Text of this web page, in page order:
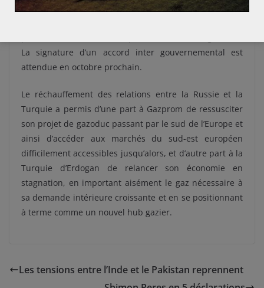
Miller et le ministre turc de l’énergie Berat Albairak,
La signature d’un accord inter gouvernemental est
attendue en octobre prochain.
Le réchauffement des relations entre la Russie et la
Turquie a permis d’une part à Gazprom de ressusciter
son projet de gazoduc passant par le sud de l’Europe et
ainsi d’accéder aux marchés du sud-est européen
difficilement accessibles jusqu’alors, et d’autre part à la
Turquie d’Erdogan de relancer son économie en
stagnation, en important aisément le gaz nécessaire à
sa demande intérieure croissante et en se positionnant
à terme comme un nouvel hub gazier.
Les tensions entre l’Inde et le Pakistan reprennent